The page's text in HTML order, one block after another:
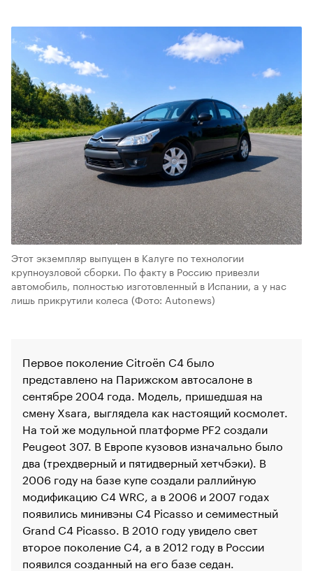
Этот экземпляр выпущен в Калуге по технологии
крупноузловой сборки. По факту в Россию привезли
автомобиль, полностью изготовленный в Испании, а у нас
лишь прикрутили колеса (Фото: Autonews)
00:00 / 00:00
Первое поколение Citroёn C4 было
представлено на Парижском автосалоне в
сентябре 2004 года. Модель, пришедшая на
смену Xsara, выглядела как настоящий космолет.
На той же модульной платформе PF2 создали
Peugeot 307. В Европе кузовов изначально было
два (трехдверный и пятидверный хетчбэки). В
2006 году на базе купе создали раллийную
модификацию C4 WRC, а в 2006 и 2007 годах
появились минивэны C4 Picasso и семиместный
Grand C4 Picasso. В 2010 году увидело свет
второе поколение C4, а в 2012 году в России
появился созданный на его базе седан.